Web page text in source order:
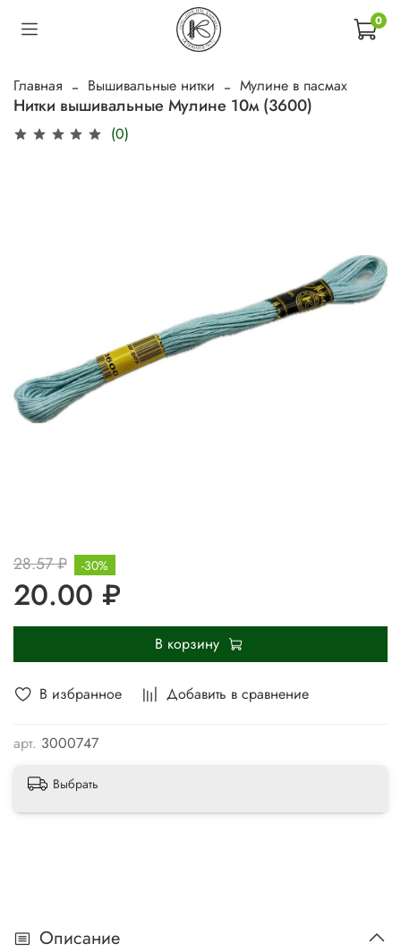
0
Главная Вышивальные нитки Мулине в пасмах
Нитки вышивальные Мулине 10м (3600)
(0)
В избранное Добавить в сравнение
арт. 3000747
28.57 ₽
20.00 ₽
-30%
В корзину
Выбрать
Описание